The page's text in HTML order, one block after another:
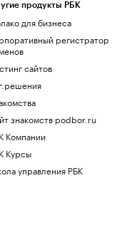
продукты РБК
для бизнеса
регистратор
сайтов
знакомств podbor.ru
Компании
Курсы
управления РБК